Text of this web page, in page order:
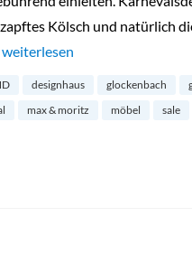
Kölsch und natürlich
„Karneval, Goldrausch,
weiterlesen
designhaus glockenbach
max & moritz möbel sale